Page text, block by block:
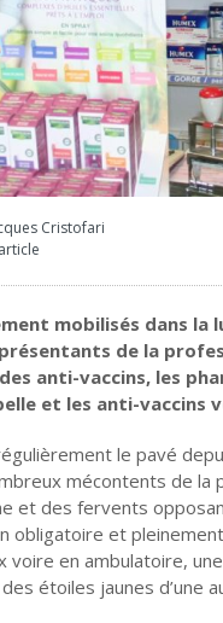
Cristofari
mobilisés dans
de la
anti-vaccins, les
et les anti-vaccins
le pavé
mécontents de
et des fervents
obligatoire et
voire en ambulatoire,
étoiles jaunes d’une